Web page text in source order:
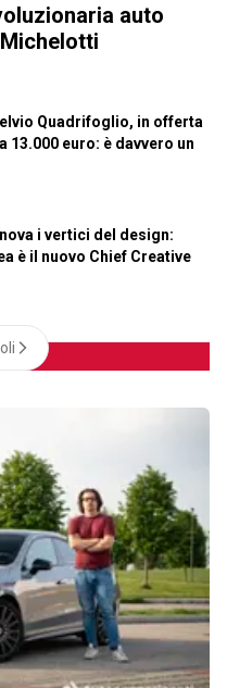
auto
Quadrifoglio, in offerta
13.000 euro: è davvero un
i vertici del design:
è il nuovo Chief Creative